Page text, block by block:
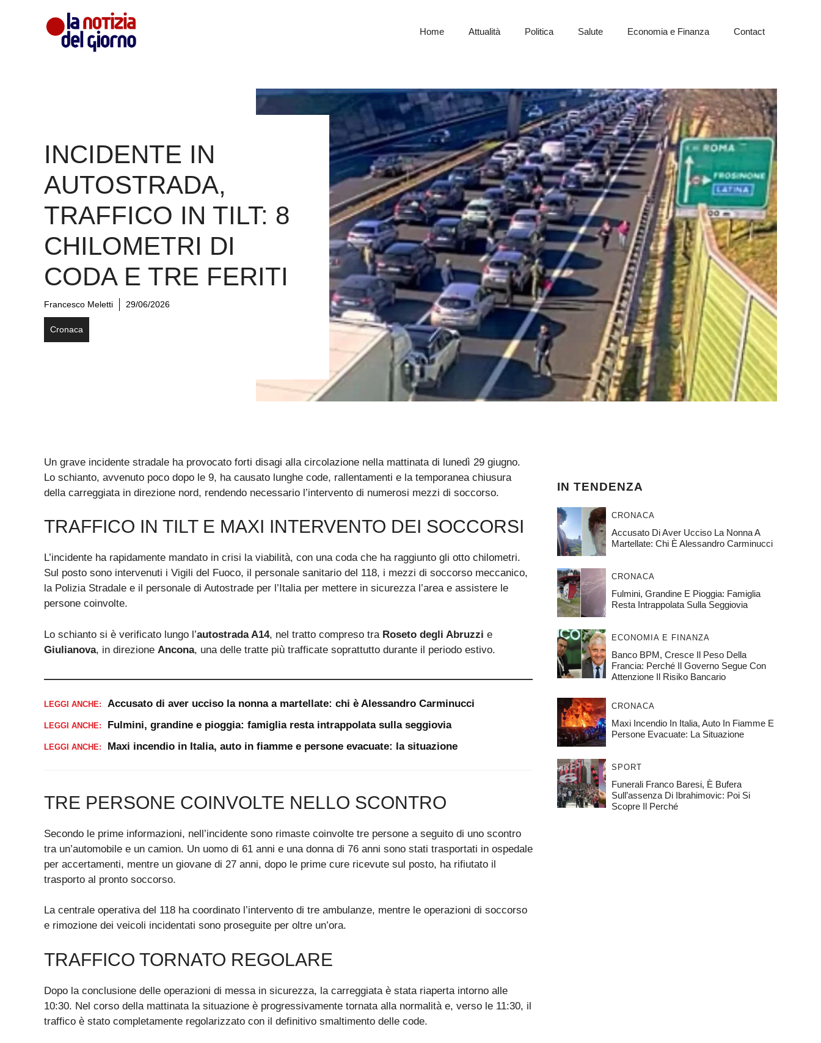
Home Attualità Politica Salute Economia e Finanza Contact
INCIDENTE IN
AUTOSTRADA,
TRAFFICO IN TILT: 8
CHILOMETRI DI
CODA E TRE FERITI
Francesco Meletti 29/06/2026
Cronaca
Un grave incidente stradale ha provocato forti disagi alla circolazione nella mattinata di lunedì 29 giugno.
Lo schianto, avvenuto poco dopo le 9, ha causato lunghe code, rallentamenti e la temporanea chiusura
della carreggiata in direzione nord, rendendo necessario l’intervento di numerosi mezzi di soccorso.
TRAFFICO IN TILT E MAXI INTERVENTO DEI SOCCORSI
L’incidente ha rapidamente mandato in crisi la viabilità, con una coda che ha raggiunto gli otto chilometri.
Sul posto sono intervenuti i Vigili del Fuoco, il personale sanitario del 118, i mezzi di soccorso meccanico,
la Polizia Stradale e il personale di Autostrade per l’Italia per mettere in sicurezza l’area e assistere le
persone coinvolte.
Lo schianto si è verificato lungo l’autostrada A14, nel tratto compreso tra Roseto degli Abruzzi e
Giulianova, in direzione Ancona, una delle tratte più trafficate soprattutto durante il periodo estivo.
LEGGI ANCHE: Accusato di aver ucciso la nonna a martellate: chi è Alessandro Carminucci
LEGGI ANCHE: Fulmini, grandine e pioggia: famiglia resta intrappolata sulla seggiovia
LEGGI ANCHE: Maxi incendio in Italia, auto in fiamme e persone evacuate: la situazione
TRE PERSONE COINVOLTE NELLO SCONTRO
Secondo le prime informazioni, nell’incidente sono rimaste coinvolte tre persone a seguito di uno scontro
tra un’automobile e un camion. Un uomo di 61 anni e una donna di 76 anni sono stati trasportati in ospedale
per accertamenti, mentre un giovane di 27 anni, dopo le prime cure ricevute sul posto, ha rifiutato il
trasporto al pronto soccorso.
La centrale operativa del 118 ha coordinato l’intervento di tre ambulanze, mentre le operazioni di soccorso
e rimozione dei veicoli incidentati sono proseguite per oltre un’ora.
TRAFFICO TORNATO REGOLARE
Dopo la conclusione delle operazioni di messa in sicurezza, la carreggiata è stata riaperta intorno alle
10:30. Nel corso della mattinata la situazione è progressivamente tornata alla normalità e, verso le 11:30, il
traffico è stato completamente regolarizzato con il definitivo smaltimento delle code.
IN TENDENZA
CRONACA
Accusato Di Aver Ucciso La Nonna A
Martellate: Chi È Alessandro Carminucci
CRONACA
Fulmini, Grandine E Pioggia: Famiglia
Resta Intrappolata Sulla Seggiovia
ECONOMIA E FINANZA
Banco BPM, Cresce Il Peso Della
Francia: Perché Il Governo Segue Con
Attenzione Il Risiko Bancario
CRONACA
Maxi Incendio In Italia, Auto In Fiamme E
Persone Evacuate: La Situazione
SPORT
Funerali Franco Baresi, È Bufera
Sull’assenza Di Ibrahimovic: Poi Si
Scopre Il Perché